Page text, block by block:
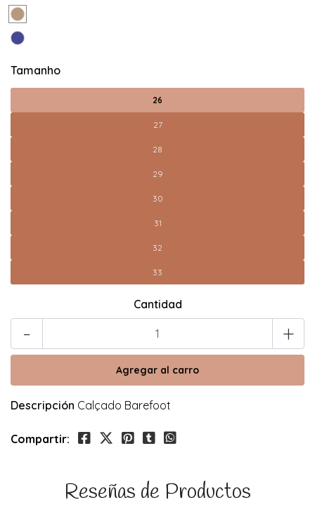
Tamanho
26
27
28
29
30
31
32
33
Cantidad
- +
Descripción Calçado Barefoot
Compartir:
Reseñas de Productos